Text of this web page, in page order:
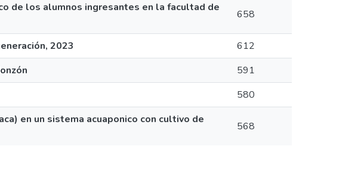
de los alumnos ingresantes en la facultad de
658
2023
612
591
580
en un sistema acuaponico con cultivo de
568